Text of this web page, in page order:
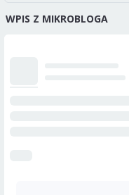
WPIS Z MIKROBLOGA